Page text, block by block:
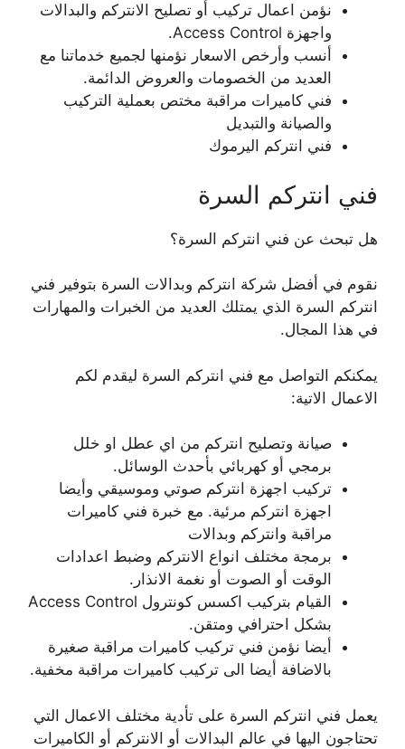
نؤمن اعمال تركيب أو تصليح الانتركم والبدالات
واجهزة Access Control.
أنسب وأرخص الاسعار نؤمنها لجميع خدماتنا مع
العديد من الخصومات والعروض الدائمة.
فني كاميرات مراقبة مختص بعملية التركيب
والصيانة والتبديل
فني انتركم اليرموك
فني انتركم السرة
هل تبحث عن فني انتركم السرة؟
نقوم في أفضل شركة انتركم وبدالات السرة بتوفير فني
انتركم السرة الذي يمتلك العديد من الخبرات والمهارات
في هذا المجال.
يمكنكم التواصل مع فني انتركم السرة ليقدم لكم
الاعمال الاتية:
صيانة وتصليح انتركم من اي عطل او خلل
برمجي أو كهربائي بأحدث الوسائل.
تركيب اجهزة انتركم صوتي وموسيقي وأيضا
اجهزة انتركم مرئية. مع خبرة فني كاميرات
مراقبة وانتركم وبدالات
برمجة مختلف انواع الانتركم وضبط اعدادات
الوقت أو الصوت أو نغمة الانذار.
القيام بتركيب اكسس كونترول Access Control
بشكل احترافي ومتقن.
أيضا نؤمن فني تركيب كاميرات مراقبة صغيرة
بالاضافة أيضا الى تركيب كاميرات مراقبة مخفية.
يعمل فني انتركم السرة على تأدية مختلف الاعمال التي
تحتاجون اليها في عالم البدالات أو الانتركم أو الكاميرات